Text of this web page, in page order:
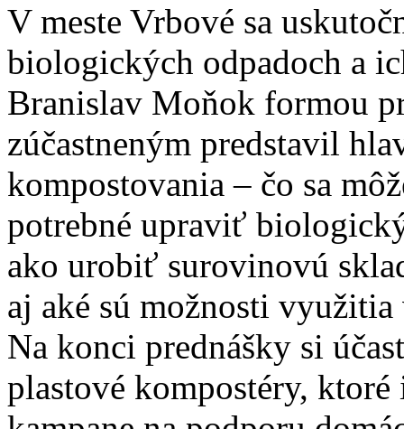
V meste Vrbové sa
biologických odpadoch a
Branislav Moňok formou
zúčastneným predstavil
kompostovania – čo sa
potrebné upraviť
ako urobiť surovinovú
aj aké sú možnosti
Na konci prednášky si
plastové kompostéry,